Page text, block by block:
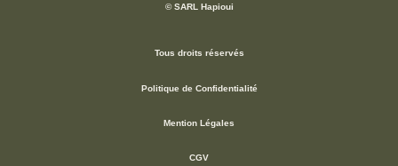
© SARL Hapioui
Tous droits réservés
Politique de Confidentialité
Mention Légales
CGV